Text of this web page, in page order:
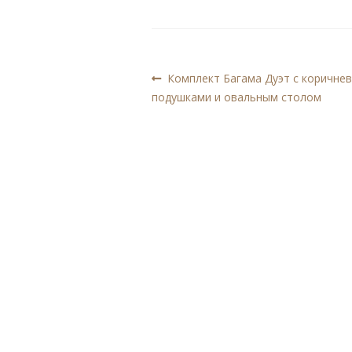
Навигация
по
Предыдущая
запись:
Комплект Багама Дуэт с
подушками и овальным столом